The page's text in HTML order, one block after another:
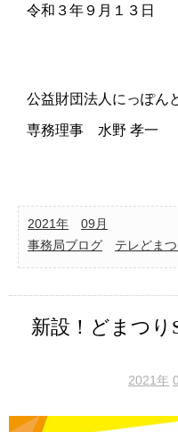
令和３年９月１３日
公益財団法人にっぽん
専務理事 水野 孝一
2021年
09月
事務局ブログ
テレどま
新設！どまつり
2021年